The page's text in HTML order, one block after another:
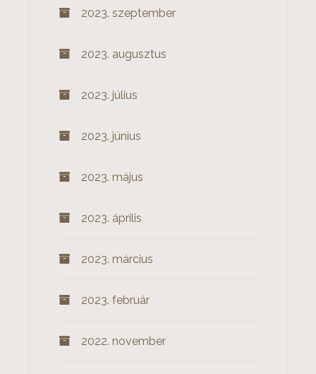
2023. szeptember
2023. augusztus
2023. július
2023. június
2023. május
2023. április
2023. március
2023. február
2022. november